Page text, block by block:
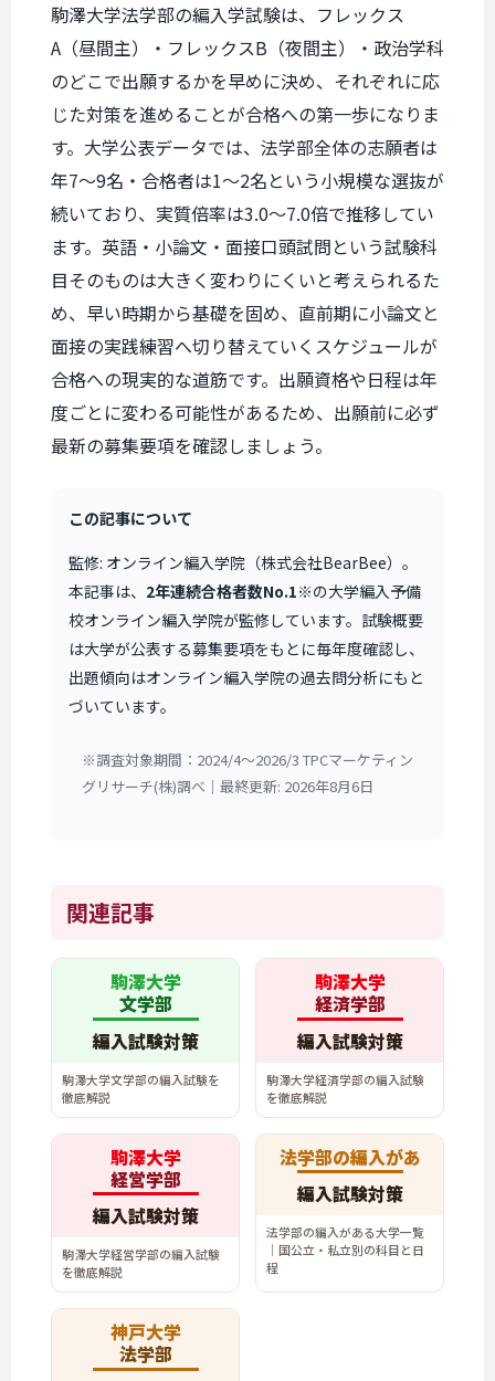
駒澤大学法学部の編入学試験は、フレックス
A（昼間主）・フレックスB（夜間主）・政治学科
のどこで出願するかを早めに決め、それぞれに応
じた対策を進めることが合格への第一歩になりま
す。大学公表データでは、法学部全体の志願者は
年7〜9名・合格者は1〜2名という小規模な選抜が
続いており、実質倍率は3.0〜7.0倍で推移してい
ます。英語・小論文・面接口頭試問という試験科
目そのものは大きく変わりにくいと考えられるた
め、早い時期から基礎を固め、直前期に小論文と
面接の実践練習へ切り替えていくスケジュールが
合格への現実的な道筋です。出願資格や日程は年
度ごとに変わる可能性があるため、出願前に必ず
最新の募集要項を確認しましょう。
この記事について
監修: オンライン編入学院（株式会社BearBee）。
本記事は、 2年連続合格者数No.1※の大学編入予備
校オンライン編入学院が監修しています。試験概要
は大学が公表する募集要項をもとに毎年度確認し、
出題傾向はオンライン編入学院の過去問分析にもと
づいています。
※調査対象期間：2024/4〜2026/3 TPCマーケティン
グリサーチ(株)調べ｜最終更新: 2026年8月6日
関連記事
駒澤大学
文学部
編入試験対策
駒澤大学文学部の編入試験を
徹底解説
駒澤大学
経済学部
編入試験対策
駒澤大学経済学部の編入試験
を徹底解説
駒澤大学
経営学部
編入試験対策
駒澤大学経営学部の編入試験
を徹底解説
法学部の編入があ
編入試験対策
法学部の編入がある大学一覧
｜国公立・私立別の科目と日
程
神戸大学
法学部